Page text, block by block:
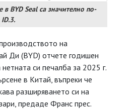
в BYD Seal са значително по-
на
Ди (BYD) отчете годишен
си печалба за 2025 г.
в Китай, въпреки че
разширяването си на
предаде Франс прес.